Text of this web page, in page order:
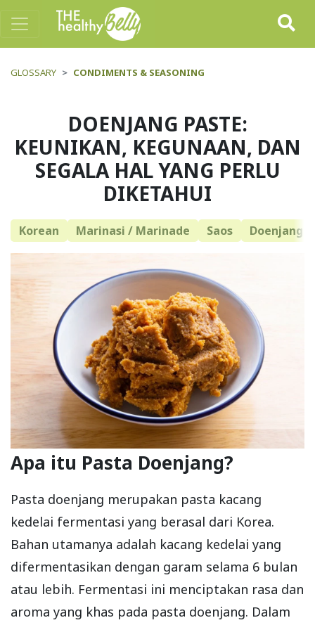
GLOSSARY CONDIMENTS & SEASONING
DOENJANG PASTE:
KEUNIKAN, KEGUNAAN, DAN
SEGALA HAL YANG PERLU
DIKETAHUI
Korean Marinasi / Marinade Saos Doenjang
Apa itu Pasta Doenjang?
Pasta doenjang merupakan pasta kacang
kedelai fermentasi yang berasal dari Korea.
Bahan utamanya adalah kacang kedelai yang
difermentasikan dengan garam selama 6 bulan
atau lebih. Fermentasi ini menciptakan rasa dan
aroma yang khas pada pasta doenjang. Dalam